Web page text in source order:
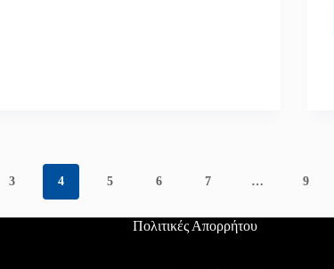
3 4 5 6 7 … 9
Πολιτικές Απορρήτου